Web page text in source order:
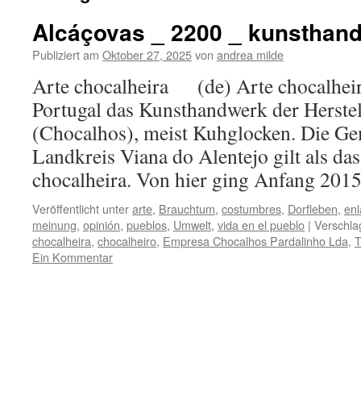
Alcáçovas _ 2200 _
Publiziert am Oktober 27, 2025von andrea milde
Arte chocalheira (de) Arte
Portugal das Kunsthandwerk der
(Chocalhos), meist Kuhglocken. Die
Landkreis Viana do Alentejo gilt als
chocalheira. Von hier ging Anfang
Veröffentlicht unterarte, Brauchtum, costumbres, Dorfleben,
meinung, opinión, pueblos, Umwelt, vida en el pueblo |
chocalheira, chocalheiro, Empresa Chocalhos Pardalinho Lda,
Ein Kommentar